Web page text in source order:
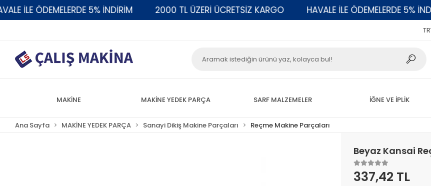
İLE ÖDEMELERDE 5% İNDİRİM 2000 TL ÜZERİ ÜCRETSİZ KARGO HAVALE İLE ÖDEMELERDE 5% İNDİRİM
MAKİNE MAKİNE YEDEK PARÇA SARF MALZEMELER İĞNE VE İPLİK
Ana Sayfa MAKİNE YEDEK PARÇA Sanayi Dikiş Makine Parçaları Reçme Makine Parçaları
Beyaz Kansai
337,42 TL